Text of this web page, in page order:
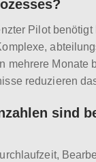
Pilot
mehrere Monate
reduzieren
sind